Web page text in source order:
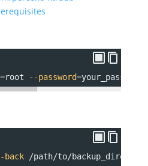
=root --password=
back /path/to/backup_directory